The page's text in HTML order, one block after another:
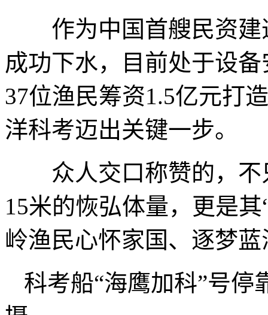
作为中国首艘民资建
成功下水，目前处于设
37位渔民筹资1.5亿元打
洋科考迈出关键一步。
众人交口称赞的，不
15米的恢弘体量，更是
岭渔民心怀家国、逐梦
科考船“海鹰加科”号